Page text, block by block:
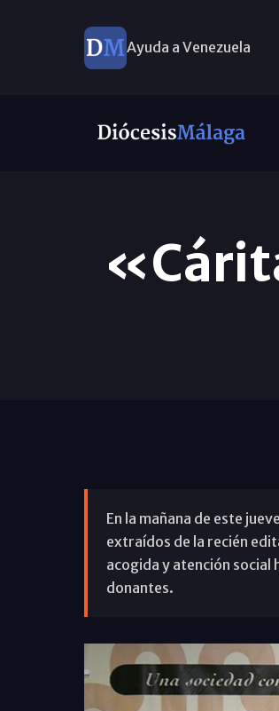
Ayuda a Venezuela
En la mañana de este
extraídos de la recién
acogida y atención social
donantes.